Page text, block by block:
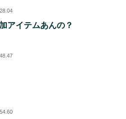
アイテムあんの？